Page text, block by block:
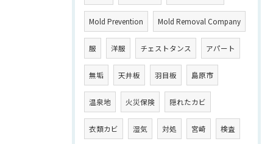
Mold Prevention Mold Removal Company
服 洋服 チェストタンス アパート
無垢 天井板 羽目板 島原市
温泉地 火災保険 隠れたカビ
衣類カビ 湿気 対処 宮崎 検査